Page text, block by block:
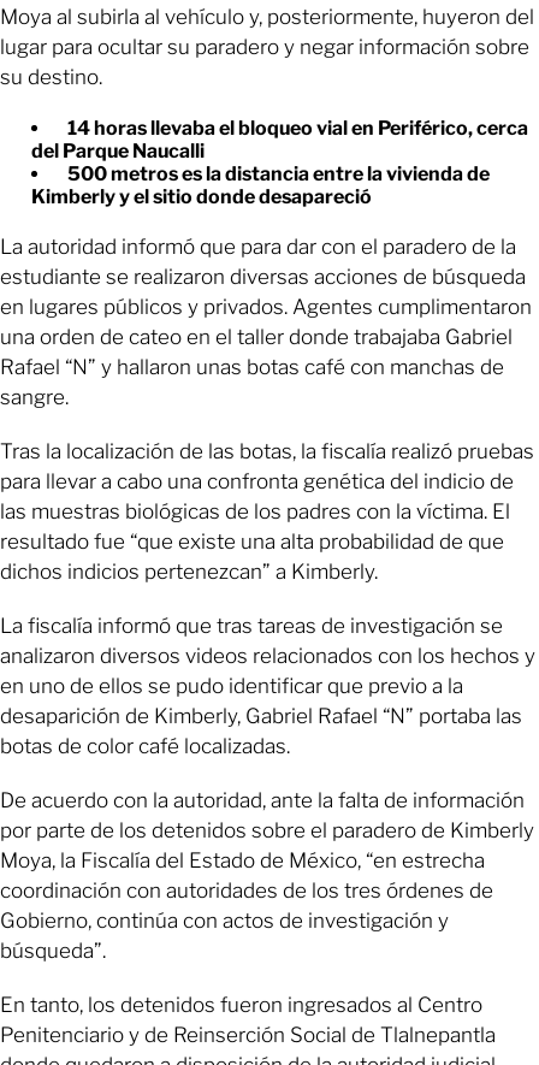
Moya al subirla al vehículo y, posteriormente, huyeron del
lugar para ocultar su paradero y negar información sobre
su destino.
14 horas llevaba el bloqueo vial en Periférico, cerca
del Parque Naucalli
500 metros es la distancia entre la vivienda de
Kimberly y el sitio donde desapareció
La autoridad informó que para dar con el paradero de la
estudiante se realizaron diversas acciones de búsqueda
en lugares públicos y privados. Agentes cumplimentaron
una orden de cateo en el taller donde trabajaba Gabriel
Rafael “N” y hallaron unas botas café con manchas de
sangre.
Tras la localización de las botas, la fiscalía realizó pruebas
para llevar a cabo una confronta genética del indicio de
las muestras biológicas de los padres con la víctima. El
resultado fue “que existe una alta probabilidad de que
dichos indicios pertenezcan” a Kimberly.
La fiscalía informó que tras tareas de investigación se
analizaron diversos videos relacionados con los hechos y
en uno de ellos se pudo identificar que previo a la
desaparición de Kimberly, Gabriel Rafael “N” portaba las
botas de color café localizadas.
De acuerdo con la autoridad, ante la falta de información
por parte de los detenidos sobre el paradero de Kimberly
Moya, la Fiscalía del Estado de México, “en estrecha
coordinación con autoridades de los tres órdenes de
Gobierno, continúa con actos de investigación y
búsqueda”.
En tanto, los detenidos fueron ingresados al Centro
Penitenciario y de Reinserción Social de Tlalnepantla